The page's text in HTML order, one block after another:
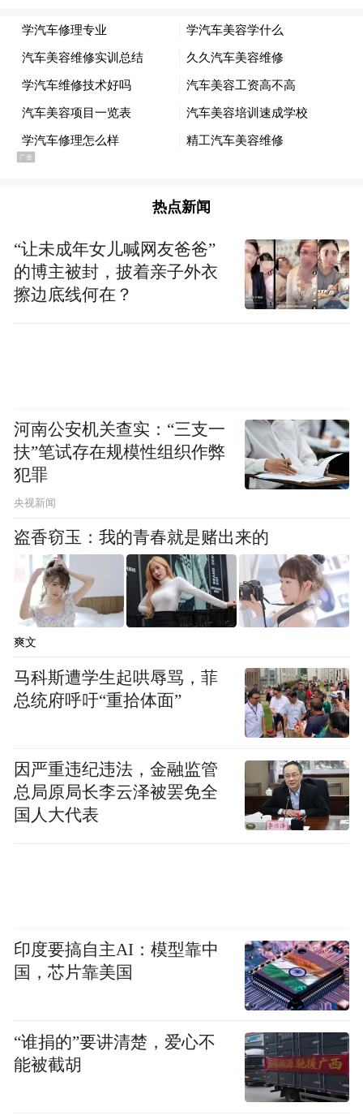
热点新闻
“让未成年女儿喊网友爸爸”
的博主被封，披着亲子外衣
擦边底线何在？
河南公安机关查实：“三支一
扶”笔试存在规模性组织作弊
犯罪
央视新闻
盗香窃玉：我的青春就是赌出来的
爽文
马科斯遭学生起哄辱骂，菲
总统府呼吁“重拾体面”
因严重违纪违法，金融监管
总局原局长李云泽被罢免全
国人大代表
印度要搞自主AI：模型靠中
国，芯片靠美国
“谁捐的”要讲清楚，爱心不
能被截胡